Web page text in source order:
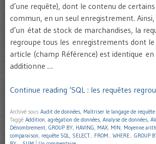
d’une requête), dont le contenu de
commun, en un seul enregistrement. Ainsi,
d’un état de stock de marchandises, la
regroupe tous les enregistrements dont le
article (champ Référence) est identique en
additionne …
Continue reading ‘SQL : les requêtes
Archivé sous Audit de données, Maîtriser le langage de requête
Taggé Addition, agrégation de données, Analyse de données,
Dénombrement, GROUP BY, HAVING, MAX, MIN, Moyenne
comparaison, requête SQL, SELECT... FROM... WHERE... GROUP